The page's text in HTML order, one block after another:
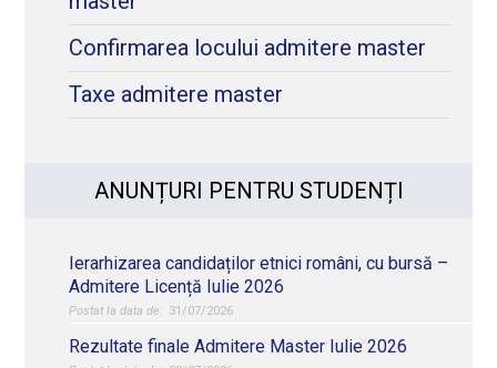
Confirmarea locului admitere master
Taxe admitere master
ANUNȚURI PENTRU STUDENȚI
Ierarhizarea candidaților etnici români, cu bursă –
Admitere Licență Iulie 2026
31/07/2026
Rezultate finale Admitere Master Iulie 2026